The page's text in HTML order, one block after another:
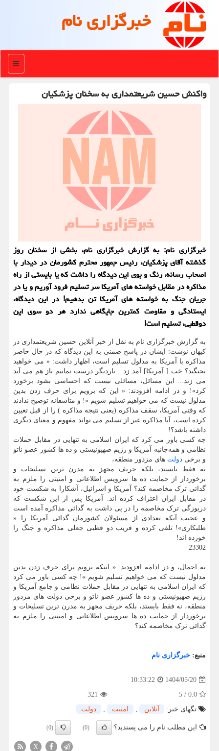
خبرگزاری نام
منو
واکنش حسین شریعتمداری به سخنان پزشکیان
خبرگزاری نام: به گزارش خبرگزاری نام، بخشی از سخنان روز
گذشته آقای پزشکیان، رئیس جمهور محترم کشورمان در دیدار با
اصحاب رسانه، رنگ و بوی این دیدگاه را داشت که یا بایستی از راه
مذاکره در مقابل خواسته های آمریکا سر تسلیم فرود آوریم و یا در
جریان جنگ به خواسته های آمریکا تن بدهیم! در این دیدگاه،
ایستادگی و مقاومت کمترین جایگاهی ندارد هر دو سوی این
دوقطبی، تسلیم است!
به گزارش خبرگزاری نام به نقل از خبر آنلاین حسین شریعتمداری در
کیهان نوشت: ایشان در پاسخ ضمنی به این دیدگاه که در حال حاضر
مذاکره با آمریکا به مدلول تسلیم است، اظهار داشت: « می خواهید
بجنگید؟ خب [ آمریکا] آمد زد... باردیگر درست نماییم باز هم می آید
می زند... این مسائل، مسائلی نیست که احساسی بشود برخورد
کرد»! و در ادامه افزودند: « این که برویم برای حرف زدن بدین
مدلول نیست که می خواهیم تسلیم شویم »! و متاسفانه توضیح ندادند
که وقتی آمریکا، سقف مذاکره (یعنی نتیجه مذاکره ) را از قبل تعیین
کرده است، آیا مذاکره غیر از تسلیم می تواند مفهوم و معنای دیگری
داشته باشد؟!
چه کسی باور می کرد که ایران اسلامی به تنهایی در مقابل حملات
نظامی و همه‌جانبه آمریکا و رژیم صهیونیستی و ده ها کشور عضو ناتو
و برخی دولت های مزدور منطقه،
نه فقط بایستد، بلکه حریف مجهز به مدرن ترین تسلیحات و
برخوردار از حمایت ده ها سرویس اطلاعاتی و امنیتی را ملزم به
گدائی ترک مخاصمه کند؟ آمریکا و اسرائیل، آشکارا به شکست خود
در مقابل ایران اعتراف کرده اند. آمریکا پس از این شکست که
دریوزگی ترک مخاصمه را در پی داشت به گدائی مذاکره آمده است
و عجیب آنکه تعدادی از مسئولان کشورمان گدائی آمریکا را «
طلبکاری»! تلقی کرده و فریب دو قطبی جعلی مذاکره و جنگ را
خورده اند!
23302
به اجمال، و در ادامه افزودند: « اینکه برویم برای حرف زدن بدین
مدلول نیست که می خواهیم تسلیم شویم »! چه کسی باور می کرد
که ایران اسلامی به تنهایی در مقابل حملات نظامی و جامع آمریکا و
رژیم صهیونیستی و ده ها کشور عضو ناتو و برخی دولت های مزدور
منطقه، نه فقط بایستد، بلکه حریف مجهز به مدرن ترین تسلیحات و
برخوردار از حمایت ده ها سرویس اطلاعاتی و امنیتی را ملزم به
گدائی ترک مخاصمه کند؟
منبع: خبرگزاری نام
1404/05/20
10:33:22
0.0
/
5
321
تگهای خبر:
آنلاین , امنیت , دولت
این مطلب نام را می پسندید؟ (0)
(0)
X